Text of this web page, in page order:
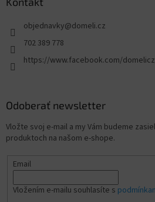
objednavky@domeli.cz
702 389 778
https://www.facebook.com/
Odoberať newsletter
Vložte svoj e-mail a my Vám budeme
produktoch na našom e-shope.
Email
Vložením e-mailu souhlasíte s